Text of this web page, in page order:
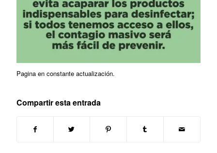
Pagina en constante actualización.
Compartir esta entrada